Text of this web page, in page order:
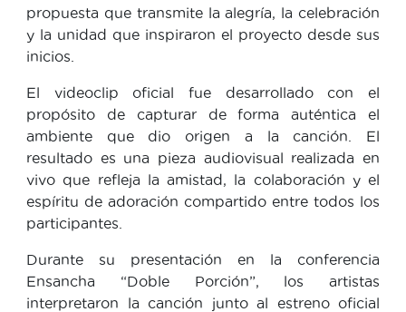
propuesta que transmite la alegría, la celebración
y la unidad que inspiraron el proyecto desde sus
inicios.
El videoclip oficial fue desarrollado con el
propósito de capturar de forma auténtica el
ambiente que dio origen a la canción. El
resultado es una pieza audiovisual realizada en
vivo que refleja la amistad, la colaboración y el
espíritu de adoración compartido entre todos los
participantes.
Durante su presentación en la conferencia
Ensancha “Doble Porción”, los artistas
interpretaron la canción junto al estreno oficial